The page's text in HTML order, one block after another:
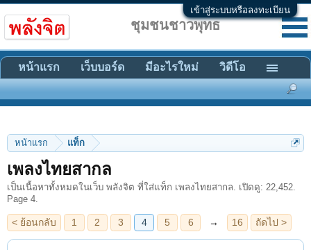
เข้าสู่ระบบหรือลงทะเบียน
หน้าแรก แท็ก
เพลงไทยสากล
เป็นเนื้อหาทั้งหมดในเว็บ พลังจิต ที่ใส่แท็ก เพลงไทยสากล. เปิดดู: 22,452.
Page 4.
ชุมชนชาวพุทธ
หน้าแรก เว็บบอร์ด มีอะไรใหม่ วิดีโอ